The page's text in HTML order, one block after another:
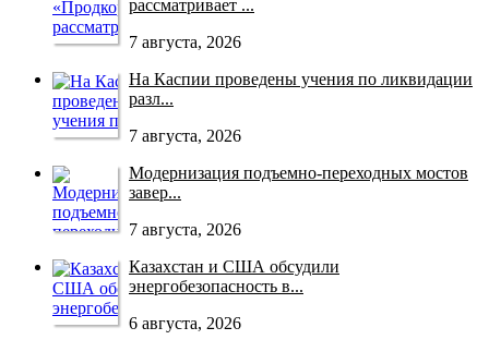
рассматривает ...
7 августа, 2026
На Каспии проведены учения по ликвидации
разл...
7 августа, 2026
Модернизация подъемно-переходных мостов
завер...
7 августа, 2026
Казахстан и США обсудили
энергобезопасность в...
6 августа, 2026